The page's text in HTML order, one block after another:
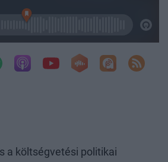
a költségvetési politikai